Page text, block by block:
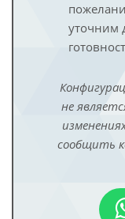
уточним
не
сообщить